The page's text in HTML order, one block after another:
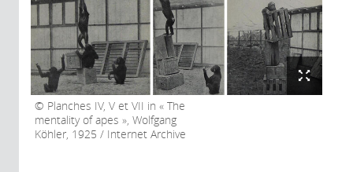
Planches IV, V et VII in « The
mentality of apes », Wolfgang
Köhler, 1925 / Internet Archive